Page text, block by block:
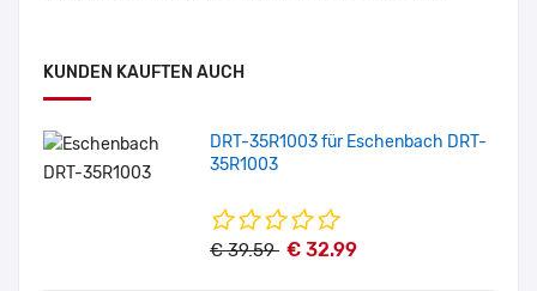
KUNDEN KAUFTEN AUCH
DRT-35R1003 für Eschenbach DRT-
35R1003
€ 39.59 € 32.99